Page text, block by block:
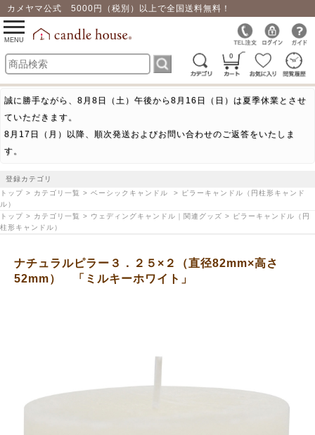
カメヤマ公式 5000円（税別）以上で全国送料無料！
0
toggle
navigation
MENU
誠に勝手ながら、8月8日（土）午後から8月16日（日）は夏季休業とさせ
ていただきます。
8月17日（月）以降、順次発送およびお問い合わせのご返答をいたしま
す。
登録カテゴリ
トップ > カテゴリ一覧 > ベーシックキャンドル > ピラーキャンドル（円柱形キャンド
ル）
トップ > カテゴリ一覧 > ウェディングキャンドル｜関連グッズ > ピラーキャンドル（円
柱形キャンドル）
ナチュラルピラー３．２５×２（直径82mm×高さ
52mm） 「ミルキーホワイト」